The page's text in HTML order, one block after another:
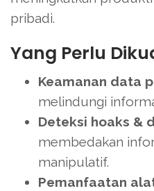
pribadi.
Yang Perlu
Keamanan data
melindungi
Deteksi hoaks &
membedakan
manipulatif.
Pemanfaatan